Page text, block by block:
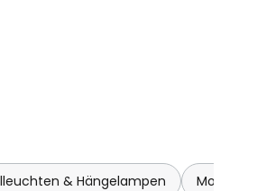
& Hängelampen